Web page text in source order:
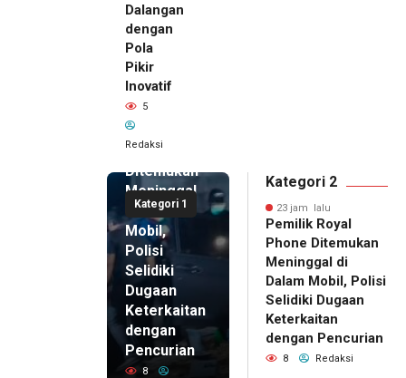
Dalangan
dengan
Pola
Pikir
Inovatif
5
Redaksi
Kategori 1
23 jam lalu
Pemilik
Royal
Phone
Ditemukan
Meninggal
di Dalam
Mobil,
Polisi
Selidiki
Dugaan
Keterkaitan
dengan
Pencurian
8
Kategori 2
23 jam lalu
Pemilik Royal
Phone Ditemukan
Meninggal di
Dalam Mobil, Polisi
Selidiki Dugaan
Keterkaitan
dengan Pencurian
8 Redaksi